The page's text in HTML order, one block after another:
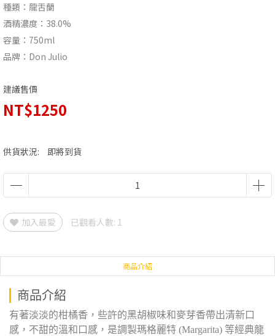
種類：龍舌蘭
酒精濃度：38.0%
容量：750ml
品牌：Don Julio
建議售價
NT$1250
供貨狀況: 即將到貨
加入最愛 已觀看人數: 1
商品介紹
商品介紹
有著淡淡的柑橘香，些許的黑胡椒味和麥芽香帶出清新口
感，不甜的溫和口感，是調製瑪格麗特 (Margarita) 等經典龍